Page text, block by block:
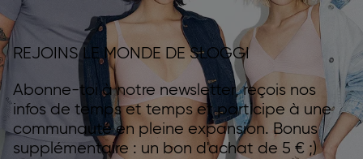
REJOINS LE MONDE DE SLOGGI
Abonne-toi à notre newsletter, reçois nos
infos de temps et temps et participe à une
communauté en pleine expansion. Bonus
supplémentaire : un bon d'achat de 5 € ;)